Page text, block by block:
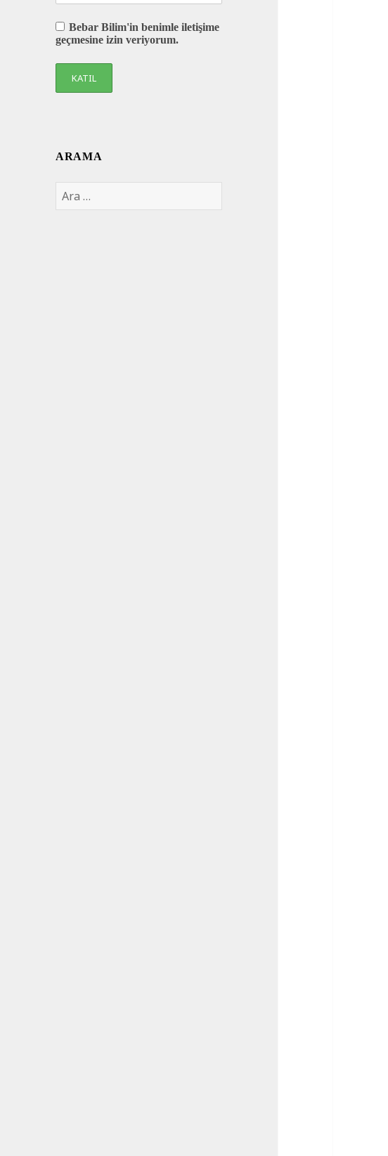
Bebar Bilim'in benimle iletişime
geçmesine izin veriyorum.
ARAMA
Arama: